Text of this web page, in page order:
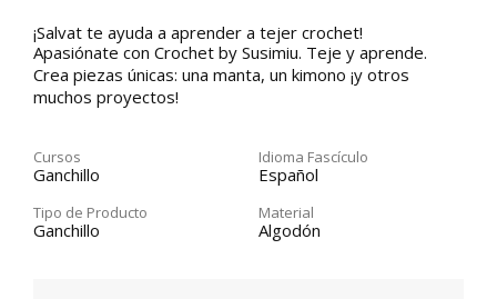
¡Salvat te ayuda a aprender a tejer crochet!
Apasiónate con Crochet by Susimiu. Teje y aprende.
Crea piezas únicas: una manta, un kimono ¡y otros
muchos proyectos!
Cursos
Ganchillo
Idioma Fascículo
Español
Tipo de Producto
Ganchillo
Material
Algodón